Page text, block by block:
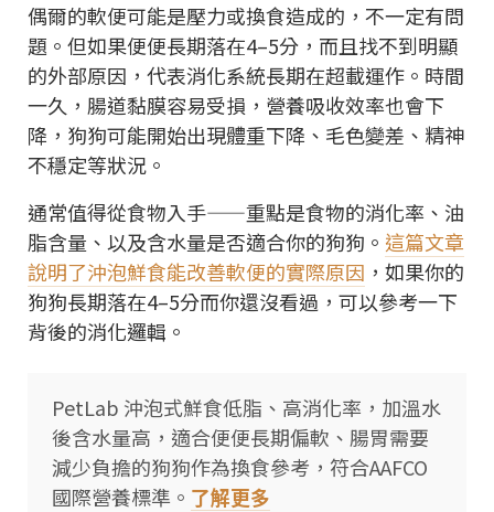
偶爾的軟便可能是壓力或換食造成的，不一定有問
題。但如果便便長期落在4–5分，而且找不到明顯
的外部原因，代表消化系統長期在超載運作。時間
一久，腸道黏膜容易受損，營養吸收效率也會下
降，狗狗可能開始出現體重下降、毛色變差、精神
不穩定等狀況。
通常值得從食物入手——重點是食物的消化率、油
脂含量、以及含水量是否適合你的狗狗。 這篇文章
說明了沖泡鮮食能改善軟便的實際原因 ，如果你的
狗狗長期落在4–5分而你還沒看過，可以參考一下
背後的消化邏輯。
PetLab 沖泡式鮮食低脂、高消化率，加溫水
後含水量高，適合便便長期偏軟、腸胃需要
減少負擔的狗狗作為換食參考，符合AAFCO
國際營養標準。 了解更多